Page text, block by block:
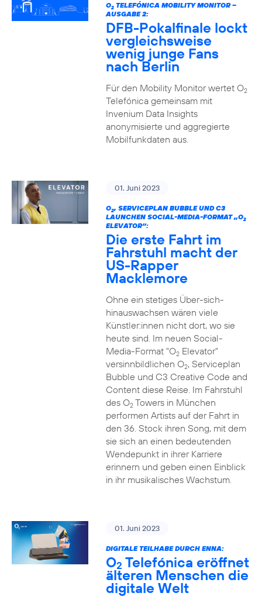
O2TELEFÓNICA MOBILITY MONITOR –
AUSGABE 2:
DFB-Pokalfinale lockt
vergleichsweise
wenig junge Fans
nach Berlin
Für den Mobility Monitor wertet O2
Telefónica gemeinsam mit
Invenium Data Insights
anonymisierte und aggregierte
Mobilfunkdaten aus.
01. Juni 2023
O2, SERVICEPLAN BUBBLE UND C3
LAUNCHEN SOCIAL-MEDIA-FORMAT „O2
ELEVATOR“:
Die erste Fahrt im
Fahrstuhl macht der
US-Rapper
Macklemore
Ohne ein stetiges Über-sich-
hinauswachsen wären viele
Künstler:innen nicht dort, wo sie
heute sind. Im neuen Social-
Media-Format "O2Elevator"
versinnbildlichen O2, Serviceplan
Bubble und C3 Creative Code and
Content diese Reise. Im Fahrstuhl
des O2Towers in München
performen Artists auf der Fahrt in
den 36. Stock ihren Song, mit dem
sie sich an einen bedeutenden
Wendepunkt in ihrer Karriere
erinnern und geben einen Einblick
in ihr musikalisches Wachstum.
01. Juni 2023
DIGITALE TEILHABE DURCH ENNA:
O2 Telefónica eröffnet
älteren Menschen die
digitale Welt